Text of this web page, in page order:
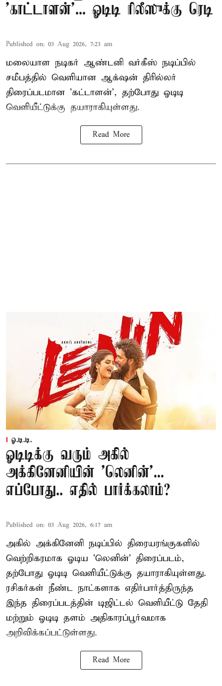
'காட்டாளன்'... ஓடிடி ரிலீஸுக்கு ரெடி
Published on: 03 Aug 2026, 7:23 am
மலையாள நடிகர் ஆண்டனி வர்கீஸ் நடிப்பில்
சமீபத்தில் வெளியான ஆக்‌ஷன் திரில்லர்
திரைப்படமான 'கட்டாளன்', தற்போது ஓடிடி
வெளியீட்டுக்கு தயாராகியுள்ளது.
Read More
ஓ.டி.டி.
ஓடிடிக்கு வரும் அகில்
அக்கினேனியின் 'லெனின்'...
எப்போது.. எதில் பார்க்கலாம்?
Published on: 03 Aug 2026, 6:17 am
அகில் அக்கினேனி நடிப்பில் திரையரங்குகளில்
வெற்றிகரமாக ஓடிய 'லெனின்' திரைப்படம்,
தற்போது ஓடிடி வெளியீட்டுக்கு தயாராகியுள்ளது.
ரசிகர்கள் நீண்ட நாட்களாக எதிர்பார்த்திருந்த
இந்த திரைப்படத்தின் டிஜிட்டல் வெளியீட்டு தேதி
மற்றும் ஓடிடி தளம் அதிகாரப்பூர்வமாக
அறிவிக்கப்பட்டுள்ளது.
Read More